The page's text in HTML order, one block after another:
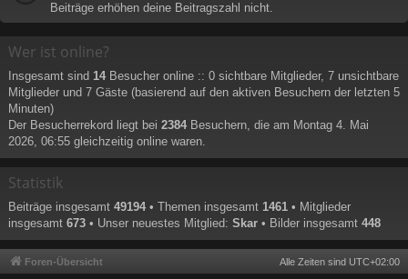
Beiträge erhöhen deine Beitragszahl nicht.
Wer ist online?
Insgesamt sind 14 Besucher online :: 0 sichtbare Mitglieder, 7 unsichtbare
Mitglieder und 7 Gäste (basierend auf den aktiven Besuchern der letzten 5
Minuten)
Der Besucherrekord liegt bei 2384 Besuchern, die am Montag 4. Mai
2026, 06:55 gleichzeitig online waren.
Statistik
Beiträge insgesamt 49194 • Themen insgesamt 1461 • Mitglieder
insgesamt 673 • Unser neuestes Mitglied: Skar • Bilder insgesamt 448
Foren-Übersicht Alle Zeiten sind UTC+02:00